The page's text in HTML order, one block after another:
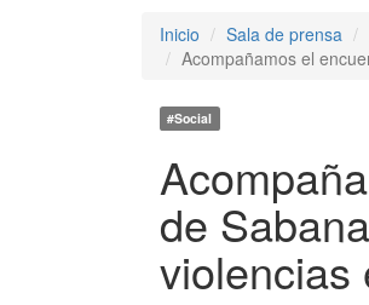
Inicio Sala de prensa
Acompañamos el
#Social
de
violencias